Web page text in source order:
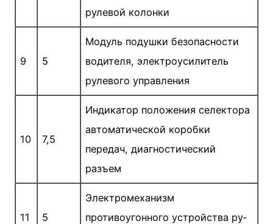
рулевой колонки
9 5
Модуль подушки безопасности
водителя, электро­усилитель
рулевого управления
10 7,5
Индикатор положения селектора
автоматической коробки
передач, диагностический
разъем
11 5
Электромеханизм
противоугонного устройства ру­